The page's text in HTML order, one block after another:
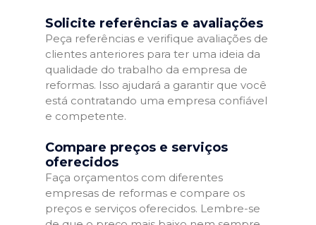
Solicite referências e avaliações
Peça referências e verifique avaliações de
clientes anteriores para ter uma ideia da
qualidade do trabalho da empresa de
reformas. Isso ajudará a garantir que você
está contratando uma empresa confiável
e competente.
Compare preços e serviços
oferecidos
Faça orçamentos com diferentes
empresas de reformas e compare os
preços e serviços oferecidos. Lembre-se